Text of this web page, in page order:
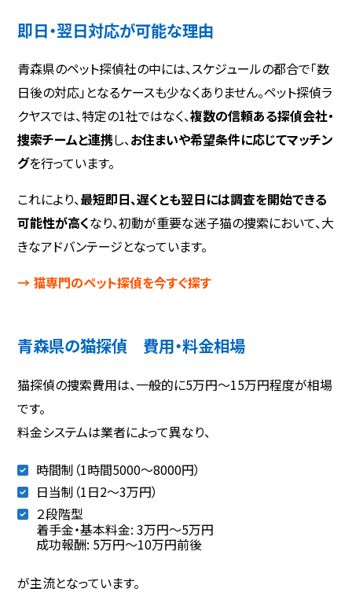
即日・翌日対応が可能な理由
青森県のペット探偵社の中には、スケジュールの都合で「数
日後の対応」となるケースも少なくありません。ペット探偵ラ
クヤスでは、特定の1社ではなく、複数の信頼ある探偵会社・
捜索チームと連携し、お住まいや希望条件に応じてマッチン
グを行っています。
これにより、最短即日、遅くとも翌日には調査を開始できる
可能性が高くなり、初動が重要な迷子猫の捜索において、大
きなアドバンテージとなっています。
→ 猫専門のペット探偵を今すぐ探す
青森県の猫探偵 費用・料金相場
猫探偵の捜索費用は、一般的に5万円〜15万円程度が相場
です。
料金システムは業者によって異なり、
時間制（1時間5000～8000円）
日当制（1日2〜3万円）
２段階型
着手金・基本料金: 3万円〜5万円
成功報酬: 5万円〜10万円前後
が主流となっています。